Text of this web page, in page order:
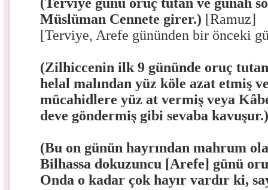
Müslüman Cennete girer.) [Ramuz]
[Terviye, Arefe gününden bir önceki
(Zilhiccenin ilk 9 gününde oruç
helal malından yüz köle azat etmiş
mücahidlere yüz at vermiş veya
deve göndermiş gibi sevaba
(Bu on günün hayrından mahrum
Bilhassa dokuzuncu [Arefe] günü
Onda o kadar çok hayır vardır ki,